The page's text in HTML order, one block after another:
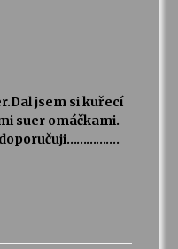
jsem si kuřecí
suer omáčkami.
doporučuji…………….